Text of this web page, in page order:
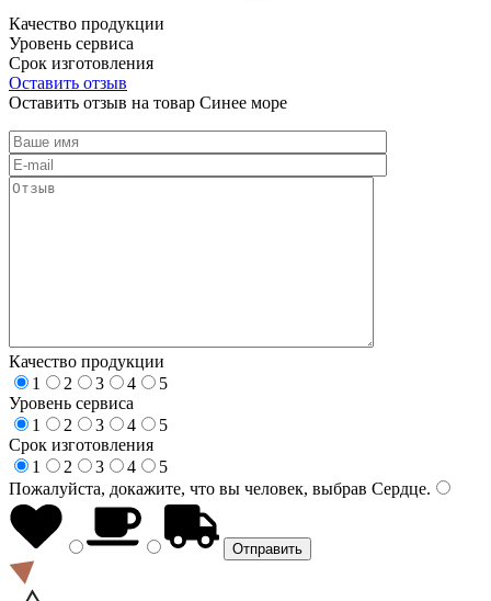
Качество продукции
Уровень сервиса
Срок изготовления
Оставить отзыв
Оставить отзыв на товар Синее море
Качество продукции
1
2 3 4
5
Уровень сервиса
1
2 3 4
5
Срок изготовления
1
2 3 4
5
Пожалуйста, докажите, что вы человек, выбрав Сердце.